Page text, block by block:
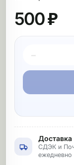
500 ₽
−
Доставка
СДЭК и